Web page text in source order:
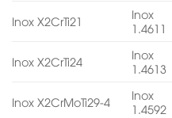
Inox X2CrTi21
Inox
1.4611
Inox X2CrTi24
Inox
1.4613
Inox X2CrMoTi29-4
Inox
1.4592